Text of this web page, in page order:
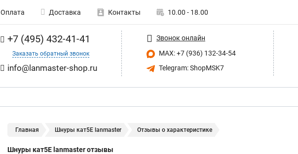
Оплата Доставка Контакты 10.00 - 18.00
+7 (495) 432-41-41
Заказать обратный звонок
info@lanmaster-shop.ru
Звонок онлайн
MAX: +7 (936) 132-34-54
Telegram: ShopMSK7
Главная Шнуры кат5Е lanmaster Отзывы о характеристике
Шнуры кат5Е lanmaster отзывы